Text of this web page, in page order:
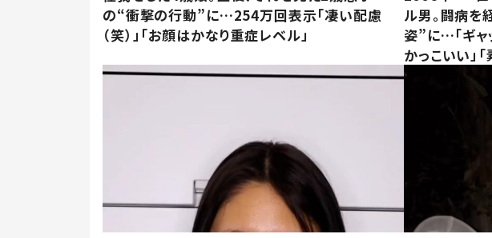
の“衝撃の行動”に…254万回表示「凄い配慮
（笑）」「お顔はかなり重症レベル」
ル男。闘病を
姿”に…「ギャ
かっこいい」